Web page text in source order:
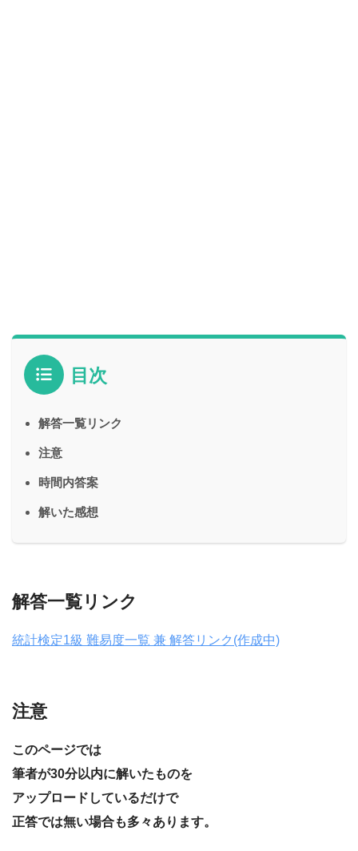
目次
解答一覧リンク
注意
時間内答案
解いた感想
解答一覧リンク
統計検定1級 難易度一覧 兼 解答リンク(作成中)
注意
このページでは
筆者が30分以内に解いたものを
アップロードしているだけで
正答では無い場合も多々あります。